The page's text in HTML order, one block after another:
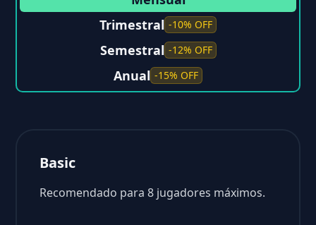
Trimestral -10% OFF
Semestral -12% OFF
Anual -15% OFF
Basic
Recomendado para 8 jugadores máximos.